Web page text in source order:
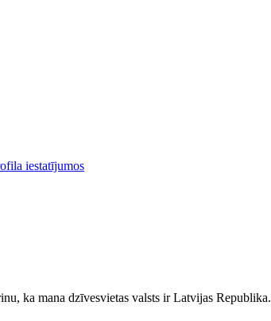
iestatījumos
ka mana dzīvesvietas valsts ir Latvijas Republika.